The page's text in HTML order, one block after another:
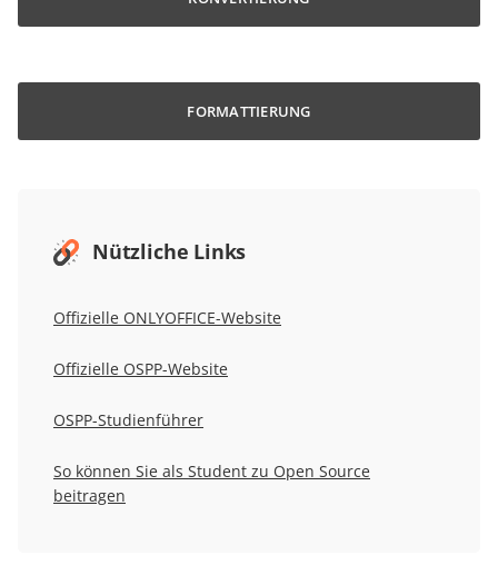
FORMATTIERUNG
Nützliche Links
Offizielle ONLYOFFICE-Website
Offizielle OSPP-Website
OSPP-Studienführer
So können Sie als Student zu Open Source
beitragen